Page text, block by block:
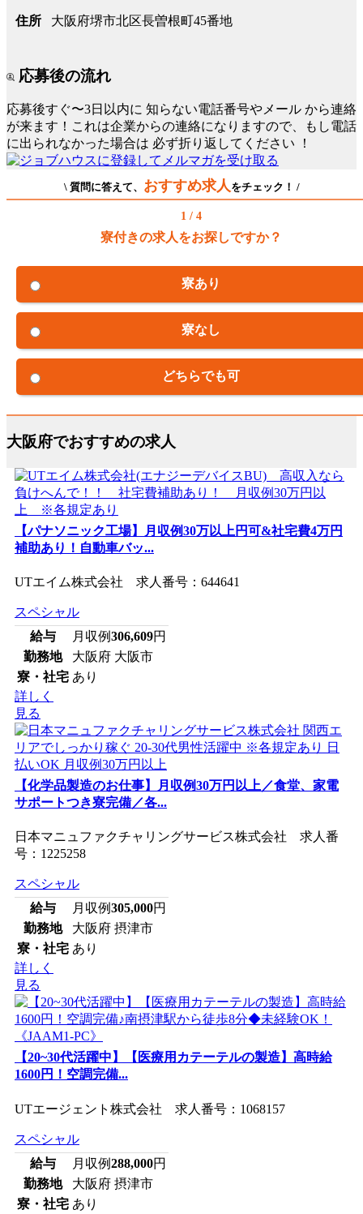
住所 大阪府堺市北区長曽根町45番地
応募後の流れ
応募後すぐ〜3日以内に 知らない電話番号やメール から連絡
が来ます！これは企業からの連絡になりますので、もし電話
に出られなかった場合は 必ず折り返してください ！
\ 質問に答えて、 おすすめ求人をチェック！ /
1 / 4
寮付きの求人をお探しですか？
寮あり
寮なし
どちらでも可
大阪府でおすすめの求人
【パナソニック工場】月収例30万以上円可&社宅費4万円
補助あり！自動車バッ...
UTエイム株式会社 求人番号：644641
スペシャル
給与
月収例306,609円
勤務地
大阪府 大阪市
寮・社宅 あり
詳しく
見る
【化学品製造のお仕事】月収例30万円以上／食堂、家電
サポートつき寮完備／各...
日本マニュファクチャリングサービス株式会社 求人番
号：1225258
スペシャル
給与
月収例305,000円
勤務地
大阪府 摂津市
寮・社宅 あり
詳しく
見る
【20~30代活躍中】【医療用カテーテルの製造】高時給
1600円！空調完備...
UTエージェント株式会社 求人番号：1068157
スペシャル
給与
月収例288,000円
勤務地
大阪府 摂津市
寮・社宅 あり